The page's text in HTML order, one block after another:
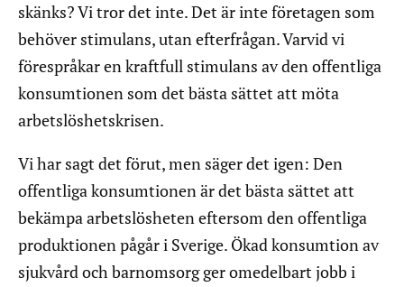
skänks? Vi tror det inte. Det är inte företagen som
behöver stimulans, utan efterfrågan. Varvid vi
förespråkar en kraftfull stimulans av den offentliga
konsumtionen som det bästa sättet att möta
arbetslöshetskrisen.
Vi har sagt det förut, men säger det igen: Den
offentliga konsumtionen är det bästa sättet att
bekämpa arbetslösheten eftersom den offentliga
produktionen pågår i Sverige. Ökad konsumtion av
sjukvård och barnomsorg ger omedelbart jobb i